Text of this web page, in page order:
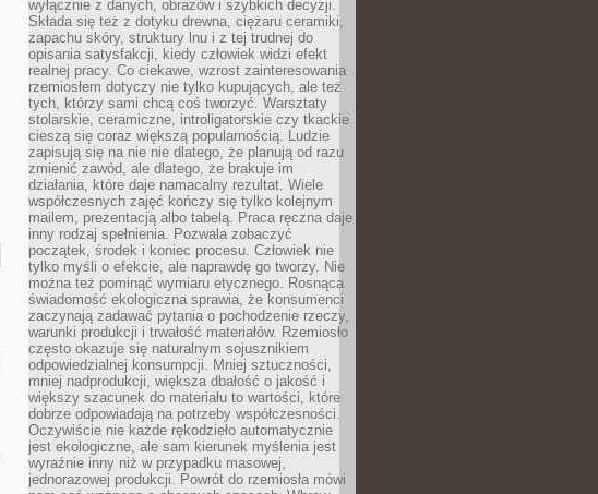
wyłącznie z danych, obrazów i szybkich decyzji.
Składa się też z dotyku drewna, ciężaru ceramiki,
zapachu skóry, struktury lnu i z tej trudnej do
opisania satysfakcji, kiedy człowiek widzi efekt
realnej pracy. Co ciekawe, wzrost zainteresowania
rzemiosłem dotyczy nie tylko kupujących, ale też
tych, którzy sami chcą coś tworzyć. Warsztaty
stolarskie, ceramiczne, introligatorskie czy tkackie
cieszą się coraz większą popularnością. Ludzie
zapisują się na nie nie dlatego, że planują od razu
zmienić zawód, ale dlatego, że brakuje im
działania, które daje namacalny rezultat. Wiele
współczesnych zajęć kończy się tylko kolejnym
mailem, prezentacją albo tabelą. Praca ręczna daje
inny rodzaj spełnienia. Pozwala zobaczyć
początek, środek i koniec procesu. Człowiek nie
tylko myśli o efekcie, ale naprawdę go tworzy. Nie
można też pominąć wymiaru etycznego. Rosnąca
świadomość ekologiczna sprawia, że konsumenci
zaczynają zadawać pytania o pochodzenie rzeczy,
warunki produkcji i trwałość materiałów. Rzemiosło
często okazuje się naturalnym sojusznikiem
odpowiedzialnej konsumpcji. Mniej sztuczności,
mniej nadprodukcji, większa dbałość o jakość i
większy szacunek do materiału to wartości, które
dobrze odpowiadają na potrzeby współczesności.
Oczywiście nie każde rękodzieło automatycznie
jest ekologiczne, ale sam kierunek myślenia jest
wyraźnie inny niż w przypadku masowej,
jednorazowej produkcji. Powrót do rzemiosła mówi